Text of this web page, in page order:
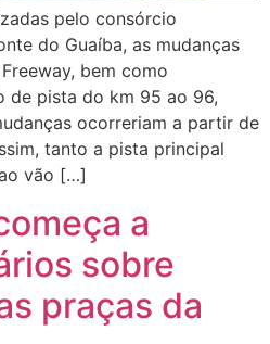
pelo consórcio
do Guaíba, as mudanças
bem como
de pista do km 95 ao 96,
ocorreriam a partir de
tanto a pista principal
vão […]
a
sobre
praças da